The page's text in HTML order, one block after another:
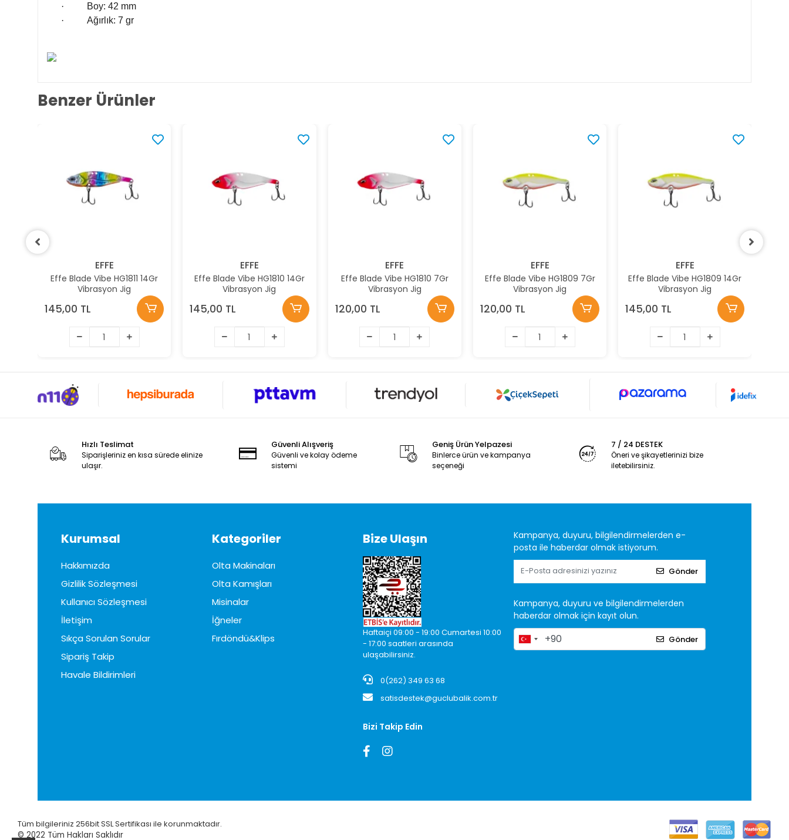
·
Boy: 42 mm
·
Ağırlık: 7 gr
Benzer Ürünler
EFFE
Effe Blade Vibe HG1810 14Gr
Vibrasyon Jig
145,00 TL
EFFE
Effe Blade Vibe HG1810 7Gr
Vibrasyon Jig
120,00 TL
EFFE
Effe Blade Vibe HG1809 7Gr
Vibrasyon Jig
120,00 TL
EFFE
Effe Blade Vibe HG1809 14Gr
Vibrasyon Jig
145,00 TL
EFFE
Effe Blade Vibe HG1808 7Gr
Vibrasyon Jig
120,00 TL
Hızlı Teslimat
Siparişleriniz en kısa sürede elinize
ulaşır.
Güvenli Alışveriş
Güvenli ve kolay ödeme
sistemi
Geniş Ürün Yelpazesi
Binlerce ürün ve kampanya
seçeneği
7 / 24 DESTEK
Öneri ve şikayetlerinizi bize
iletebilirsiniz.
Kurumsal
Hakkımızda
Gizlilik Sözleşmesi
Kullanıcı Sözleşmesi
İletişim
Sıkça Sorulan Sorular
Sipariş Takip
Havale Bildirimleri
Kategoriler
Olta Makinaları
Olta Kamışları
Misinalar
İğneler
Fırdöndü&Klips
Bize Ulaşın
Haftaiçi 09:00 - 19:00 Cumartesi 10:00
- 17:00 saatleri arasında
ulaşabilirsiniz.
0(262) 349 63 68
satisdestek@guclubalik.com.tr
Bizi Takip Edin
Kampanya, duyuru, bilgilendirmelerden e-
posta ile haberdar olmak istiyorum.
Gönder
Kampanya, duyuru ve bilgilendirmelerden
haberdar olmak için kayıt olun.
Gönder
Tüm bilgileriniz 256bit SSL Sertifikası ile korunmaktadır.
© 2022 Tüm Hakları Saklıdır